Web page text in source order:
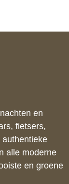
en
fietsers,
alle moderne
en groene